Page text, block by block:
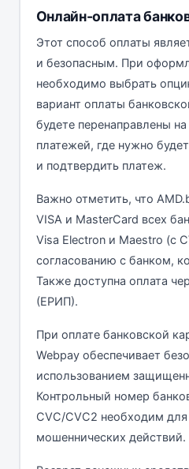
Онлайн-оплата
Этот способ оплаты
и безопасным. При
необходимо выбрать
вариант оплаты
будете перенаправлены
платежей, где нужно
и подтвердить платеж.
Важно отметить, что
VISA и MasterCard всех
Visa Electron и Maestro (с
согласованию с банком,
Также доступна оплата
(ЕРИП).
При оплате банковской
Webpay обеспечивает
использованием
Контрольный номер
CVC/CVC2 необходим
мошеннических действий.